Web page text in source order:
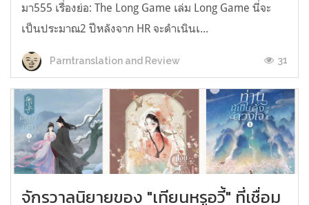
มา555 เรื่องย่อ: The Long Game เล่ม Long Game นี่จะ
เป็นประมาณ2 ปีหลังจาก HR จะดำเนินเ...
Parntranslation and Review 31
จักรวาลนิยายของ "เทียนหรูอวี้" ที่เชื่อม